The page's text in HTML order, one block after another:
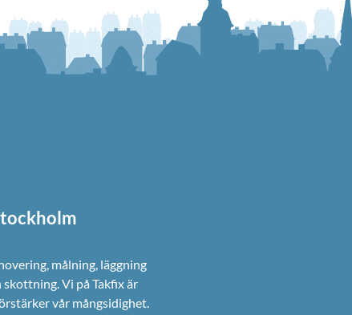
målning, läggning
Vi på Takfix är
vår mångsidighet.